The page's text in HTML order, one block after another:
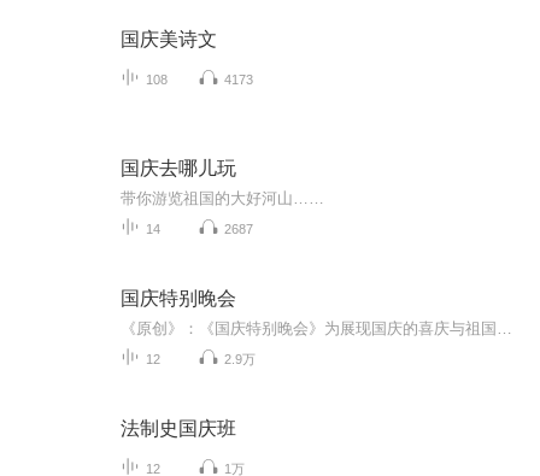
国庆美诗文
108 4173
国庆去哪儿玩
带你游览祖国的大好河山……
14 2687
国庆特别晚会
12 2.9万
法制史国庆班
12 1万